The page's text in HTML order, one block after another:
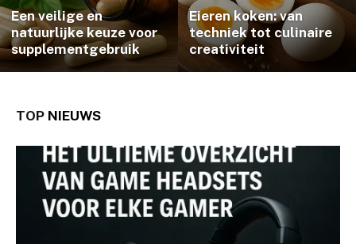
Een veilige en
natuurlijke keuze voor
supplementgebruik
Eieren koken: van
techniek tot culinaire
creativiteit
TOP NIEUWS